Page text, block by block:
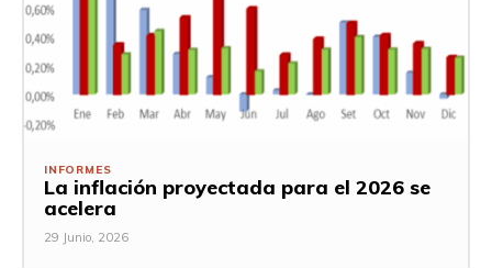
INFORMES
La inflación proyectada para el 2026 se
acelera
29 Junio, 2026